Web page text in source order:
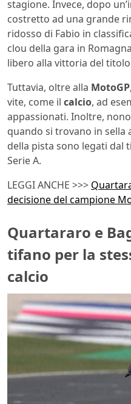
stagione. Invece, dopo
costretto ad una grande
ridosso di Fabio in
clou della gara in
libero alla vittoria del
Tuttavia, oltre alla MotoGP
vite, come il calcio, ad
appassionati. Inoltre,
quando si trovano in
della pista sono legati dal
Serie A.
LEGGI ANCHE >>>
decisione del campione
Quartararo e
tifano per la
calcio